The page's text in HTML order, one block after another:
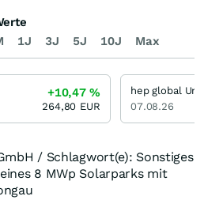
/ Schlagwort(e): Sonstiges
8 MWp Solarparks mit
1J 3J 5J 10J Max
+10,47%
264,80 EUR 07.08.26